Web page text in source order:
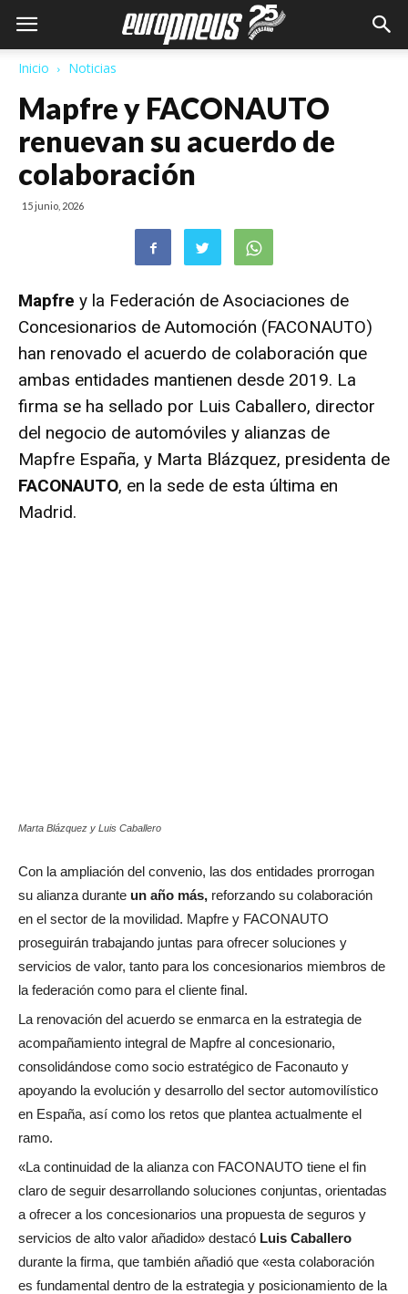
Inicio Noticias
Mapfre y FACONAUTO
renuevan su acuerdo de
colaboración
15 junio, 2026
Mapfre y la Federación de Asociaciones de
Concesionarios de Automoción (FACONAUTO)
han renovado el acuerdo de colaboración que
ambas entidades mantienen desde 2019. La
firma se ha sellado por Luis Caballero, director
del negocio de automóviles y alianzas de
Mapfre España, y Marta Blázquez, presidenta de
FACONAUTO, en la sede de esta última en
Madrid.
Marta Blázquez y Luis Caballero
Con la ampliación del convenio, las dos entidades prorrogan
su alianza durante un año más, reforzando su colaboración
en el sector de la movilidad. Mapfre y FACONAUTO
proseguirán trabajando juntas para ofrecer soluciones y
servicios de valor, tanto para los concesionarios miembros de
la federación como para el cliente final.
La renovación del acuerdo se enmarca en la estrategia de
acompañamiento integral de Mapfre al concesionario,
consolidándose como socio estratégico de Faconauto y
apoyando la evolución y desarrollo del sector automovilístico
en España, así como los retos que plantea actualmente el
ramo.
«La continuidad de la alianza con FACONAUTO tiene el fin
claro de seguir desarrollando soluciones conjuntas, orientadas
a ofrecer a los concesionarios una propuesta de seguros y
servicios de alto valor añadido» destacó Luis Caballero
durante la firma, que también añadió que «esta colaboración
es fundamental dentro de la estrategia y posicionamiento de la